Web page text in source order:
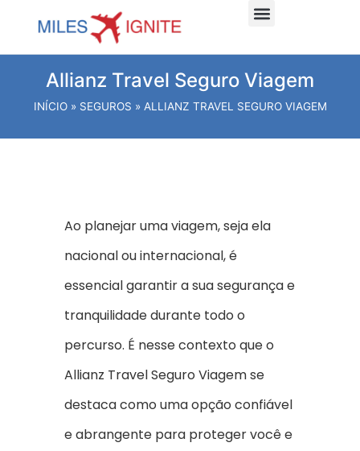
Allianz Travel Seguro Viagem
INÍCIO» SEGUROS » ALLIANZ TRAVEL SEGURO VIAGEM
Ao planejar uma viagem, seja ela
nacional ou internacional, é
essencial garantir a sua segurança e
tranquilidade durante todo o
percurso. É nesse contexto que o
Allianz Travel Seguro Viagem se
destaca como uma opção confiável
e abrangente para proteger você e